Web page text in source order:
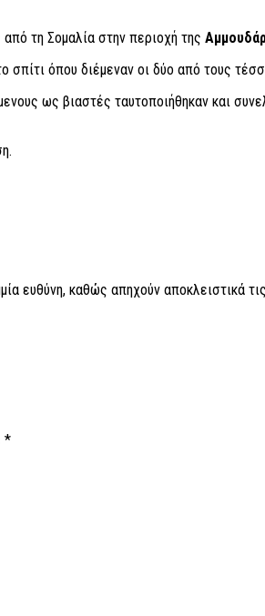
τη Σομαλία στην περιοχή της
όπου διέμεναν οι δύο από τους
ως βιαστές ταυτοποιήθηκαν και
ευθύνη, καθώς απηχούν αποκλειστικά
*